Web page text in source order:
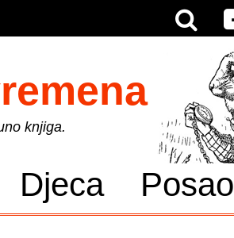
knjiga.
Djeca Posao